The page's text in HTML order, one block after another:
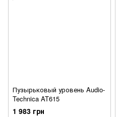
Пузырьковый уровень Audio-
Technica AT615
1 983 грн